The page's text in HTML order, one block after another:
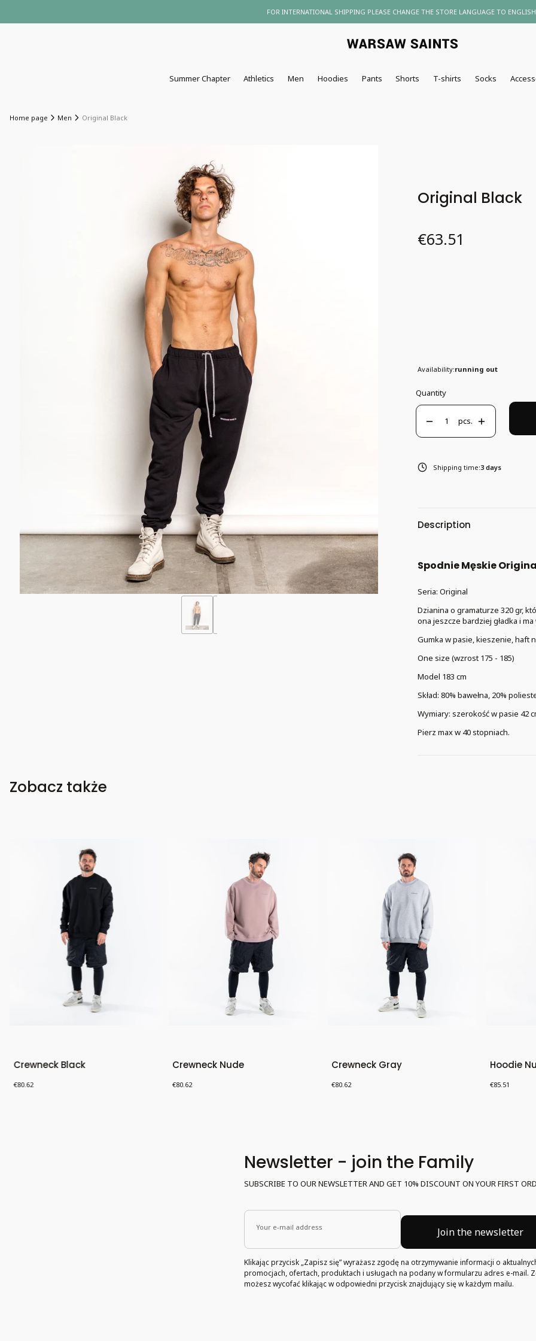
FOR INTERNATIONAL SHIPPING PLEASE CHANGE THE STORE LANGUAGE TO ENGLISH.
Summer Chapter Athletics Men Hoodies Pants Shorts T-shirts Socks
Home page Men Original Black
Original Black
Price
€63.51
Availability:running out
Quantity
pcs.
Shipping time:3 days
Description
Spodnie Męskie
Seria: Original
Dzianina o gramaturze 320 gr,
ona jeszcze bardziej gładka i
Gumka w pasie, kieszenie, haft
One size (wzrost 175 - 185)
Model 183 cm
Skład: 80% bawełna, 20%
Wymiary: szerokość w pasie 42
Pierz max w 40 stopniach.
Zobacz także
Crewneck Black
Price
€80.62
Crewneck Nude
Price
€80.62
Crewneck Gray
Price
€80.62
Hoodie
Price
€85.51
Newsletter - join the Family
SUBSCRIBE TO OUR NEWSLETTER AND GET 10% DISCOUNT ON YOUR FIRST
Your e-mail address Join the newsletter
Klikając przycisk „Zapisz się” wyrażasz zgodę na otrzymywanie informacji o
promocjach, ofertach, produktach i usługach na podany w formularzu adres e-mail.
możesz wycofać klikając w odpowiedni przycisk znajdujący się w każdym mailu.